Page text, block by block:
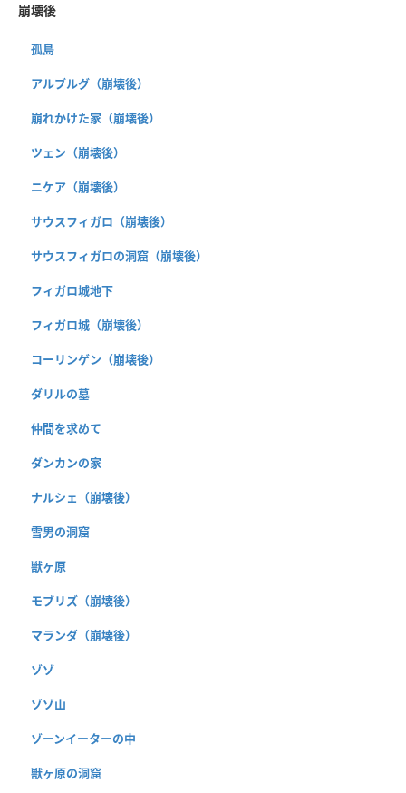
崩壊後
孤島
アルブルグ（崩壊後）
崩れかけた家（崩壊後）
ツェン（崩壊後）
ニケア（崩壊後）
サウスフィガロ（崩壊後）
サウスフィガロの洞窟（崩壊後）
フィガロ城地下
フィガロ城（崩壊後）
コーリンゲン（崩壊後）
ダリルの墓
仲間を求めて
ダンカンの家
ナルシェ（崩壊後）
雪男の洞窟
獣ヶ原
モブリズ（崩壊後）
マランダ（崩壊後）
ゾゾ
ゾゾ山
ゾーンイーターの中
獣ヶ原の洞窟